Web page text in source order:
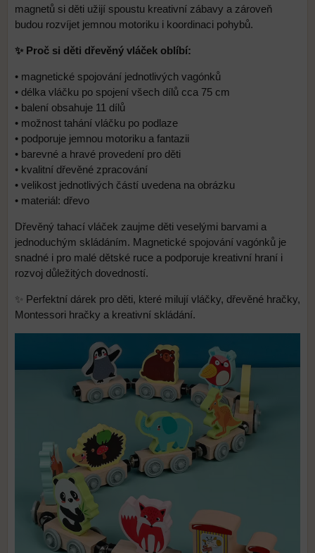
magnetů si děti užijí spoustu kreativní zábavy a zároveň
budou rozvíjet jemnou motoriku i koordinaci pohybů.
✨ Proč si děti dřevěný vláček oblíbí:
• magnetické spojování jednotlivých vagónků
• délka vláčku po spojení všech dílů cca 75 cm
• balení obsahuje 11 dílů
• možnost tahání vláčku po podlaze
• podporuje jemnou motoriku a fantazii
• barevné a hravé provedení pro děti
• kvalitní dřevěné zpracování
• velikost jednotlivých částí uvedena na obrázku
• materiál: dřevo
Dřevěný tahací vláček zaujme děti veselými barvami a
jednoduchým skládáním. Magnetické spojování vagónků je
snadné i pro malé dětské ruce a podporuje kreativní hraní i
rozvoj důležitých dovedností.
✨ Perfektní dárek pro děti, které milují vláčky, dřevěné hračky,
Montessori hračky a kreativní skládání.